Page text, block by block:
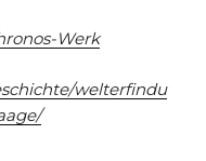
Werk
welterfindu